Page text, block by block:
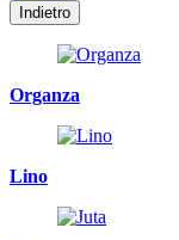
Indietro
Organza
Lino